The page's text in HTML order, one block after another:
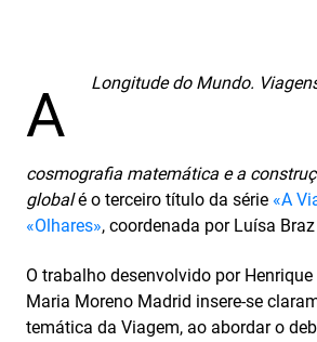
A Longitude do Mundo.
cosmografia matemática e a
globalé o terceiro título da série «A
«Olhares», coordenada por Luísa
O trabalho desenvolvido por
Maria Moreno Madrid insere-se
temática da Viagem, ao abordar o